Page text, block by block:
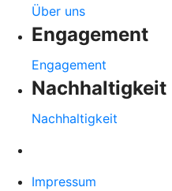
Über uns
Engagement
Engagement
Nachhaltigkeit
Nachhaltigkeit
Impressum